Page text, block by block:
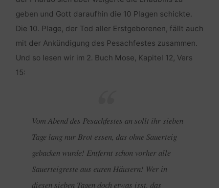
geben und Gott daraufhin die 10 Plagen schickte.
Die 10. Plage, der Tod aller Erstgeborenen, fällt auch
mit der Ankündigung des Pesachfestes zusammen.
Und so lesen wir im 2. Buch Mose, Kapitel 12, Vers
15:
Vom Abend des Pesachfestes an sollt ihr sieben
Tage lang nur Brot essen, das ohne Sauerteig
gebacken wurde! Entfernt schon vorher alle
Sauerteigreste aus euren Häusern! Wer in
diesen sieben Tagen doch etwas isst, das